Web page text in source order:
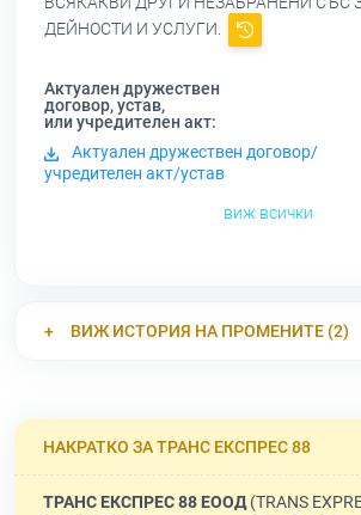
ДЕЙНОСТИ И УСЛУГИ.
Актуален дружествен
договор, устав,
или учредителен акт:
Актуален дружествен договор/
учредителен акт/устав
виж всички
ВИЖ ИСТОРИЯ НА ПРОМЕНИТЕ (2)
НАКРАТКО ЗА ТРАНС ЕКСПРЕС 88
ТРАНС ЕКСПРЕС 88 ЕООД(TRANS